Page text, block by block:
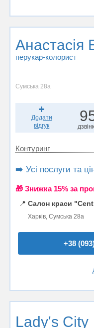
Анастасія
перукар-колорист
Сумська 28а
Додати
відгук
Контуринг
➡️ Усі послуги та
🎁 Знижка 15% за
📍 Салон краси
Харків, Сумська 28а
+38
Lady's City